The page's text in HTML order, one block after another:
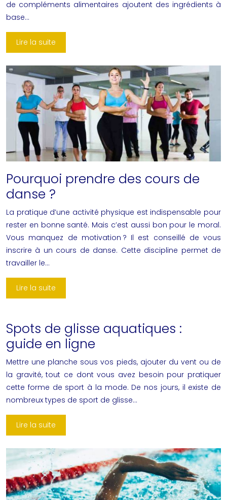
de compléments alimentaires ajoutent des ingrédients à
base…
Lire la suite
Pourquoi prendre des cours de
danse ?
La pratique d’une activité physique est indispensable pour
rester en bonne santé. Mais c’est aussi bon pour le moral.
Vous manquez de motivation ? Il est conseillé de vous
inscrire à un cours de danse. Cette discipline permet de
travailler le…
Lire la suite
Spots de glisse aquatiques :
guide en ligne
Mettre une planche sous vos pieds, ajouter du vent ou de
la gravité, tout ce dont vous avez besoin pour pratiquer
cette forme de sport à la mode. De nos jours, il existe de
nombreux types de sport de glisse…
Lire la suite